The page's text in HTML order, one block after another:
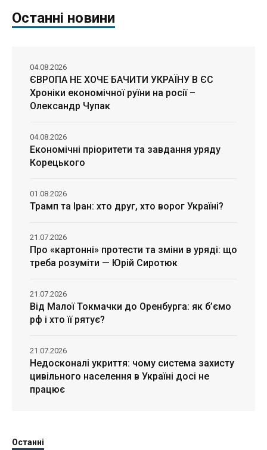
Останні новини
ЄВРОПА НЕ ХОЧЕ БАЧИТИ УКРАЇНУ В ЄС
Хроніки економічної руїни на росії –
Олександр Чупак
04.08.2026
Економічні пріоритети та завдання уряду
Корецького
04.08.2026
Трамп та Іран: хто друг, хто ворог Україні?
01.08.2026
Про «картонні» протести та зміни в уряді: що
треба розуміти — Юрій Сиротюк
21.07.2026
Від Малої Токмачки до Оренбурга: як б’ємо
рф і хто її рятує?
21.07.2026
Недосконалі укриття: чому система захисту
цивільного населення в Україні досі не
працює
21.07.2026
Останні